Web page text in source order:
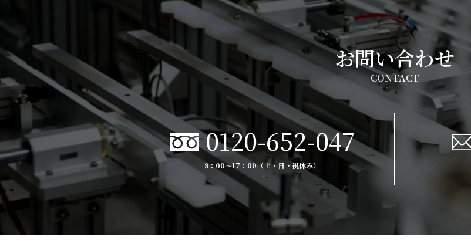
お問い合わせ
CONTACT
0120-652-047
8：00〜17：00（土・日・祝休み）